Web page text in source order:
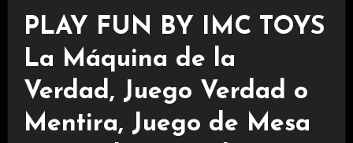
PLAY FUN BY IMC TOYS
La Máquina de la
Verdad, Juego Verdad o
Mentira, Juego de Mesa